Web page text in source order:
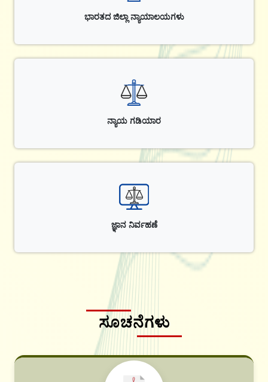
ಭಾರತದ ಜಿಲ್ಲಾ ನ್ಯಾಯಾಲಯಗಳು
ನ್ಯಾಯ ಗಡಿಯಾರ
ಜ್ಞಾನ ನಿರ್ವಹಣೆ
ಸೂಚನೆಗಳು